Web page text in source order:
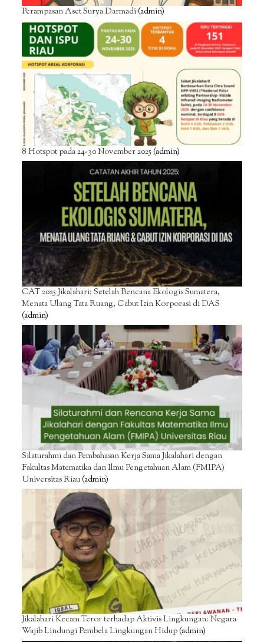
Perampasan Aset Surya Darmadi(admin)
8 Hotspot pada 24-30 November 2025(admin)
CAT 2025 Jikalahari: Setelah Bencana Ekologis Sumatera,
Menata Ulang Tata Ruang, Cabut Izin Korporasi di DAS
(admin)
Silaturahmi dan Pembahasan Kerja Sama Jikalahari dengan
Fakultas Matematika dan Ilmu Pengetahuan Alam (FMIPA)
Universitas Riau(admin)
Jikalahari Kecam Teror terhadap Aktivis Lingkungan: Negara
Wajib Lindungi Pembela Lingkungan Hidup(admin)